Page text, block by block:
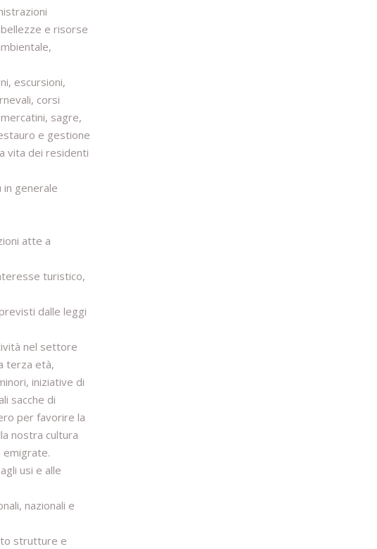
e risorse
escursioni,
corsi
sagre,
e gestione
vita dei residenti
in generale
atte a
turistico,
dalle leggi
nel settore
terza età,
iniziative di
sacche di
per favorire la
nostra cultura
emigrate.
usi e alle
nazionali e
strutture e